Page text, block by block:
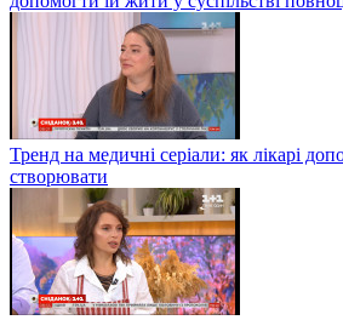
Тренд на медичні серіали: як лікарі
створювати